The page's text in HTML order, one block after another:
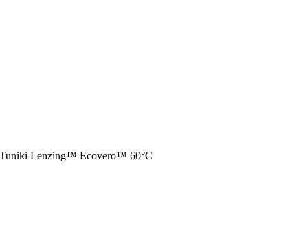
Tuniki Lenzing™ Ecovero™ 60°C